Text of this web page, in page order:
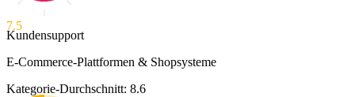
7.5
Kundensupport
E-Commerce-Plattformen & Shopsysteme
Kategorie-Durchschnitt: 8.6